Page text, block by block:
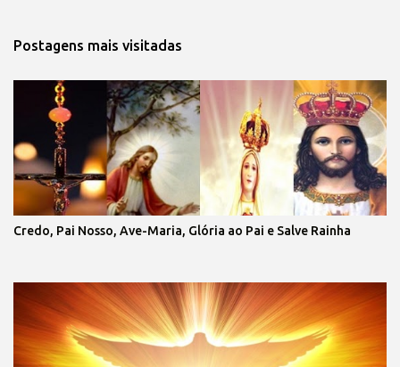
Postagens mais visitadas
Credo, Pai Nosso, Ave-Maria, Glória ao Pai e Salve Rainha